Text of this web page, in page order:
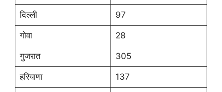
दिल्ली 97
गोवा 28
गुजरात 305
हरियाणा 137